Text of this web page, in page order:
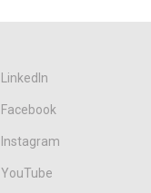
LinkedIn
Facebook
Instagram
YouTube